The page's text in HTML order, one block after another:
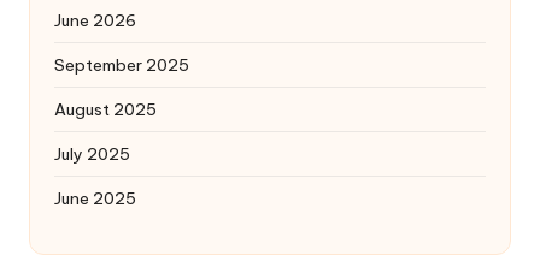
June 2026
September 2025
August 2025
July 2025
June 2025